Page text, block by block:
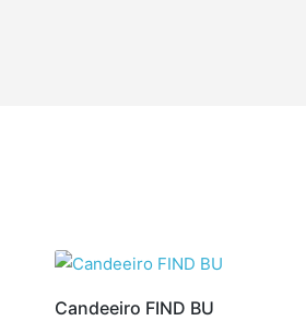
Candeeiro FIND BU